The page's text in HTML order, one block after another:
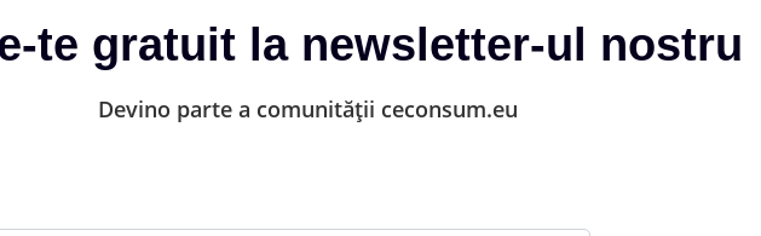
te gratuit la newsletter-ul nostru
Devino parte a comunității ceconsum.eu